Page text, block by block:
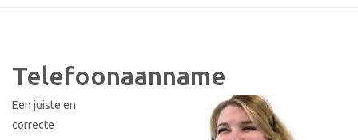
Telefoonaanname
Een juiste en
correcte